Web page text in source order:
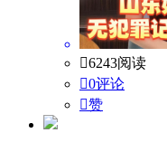
6243阅读
0评论
赞